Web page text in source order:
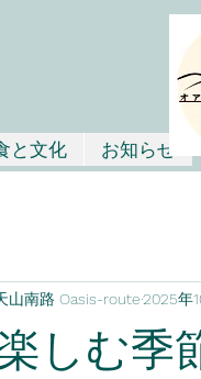
と文化 お知らせ
しむ季
山南路 Oasis-route2025年